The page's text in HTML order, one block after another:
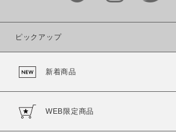
カラー
ピックアップ
新着商品
WEB限定商品